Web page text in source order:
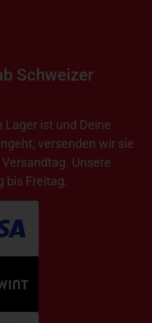
Schweizer
Lager ist und Deine
versenden wir sie
Unsere
bis Freitag.